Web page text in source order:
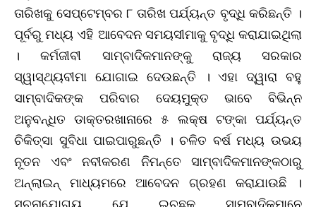
ତାରିଖକୁ ସେପ୍ଟେମ୍ବର ୮ ତାରିଖ ପର୍ଯ୍ୟନ୍ତ ବୃଦ୍ଧି କରିଛନ୍ତି ।
ପୂର୍ବରୁ ମଧ୍ୟ ଏହି ଆବେଦନ ସମୟସୀମାକୁ ବୃଦ୍ଧି କରାଯାଇଥିଲା
। କର୍ମଜୀବୀ ସାମ୍ବାଦିକମାନଙ୍କୁ ରାଜ୍ୟ ସରକାର
ସ୍ୱାସ୍ଥ୍ୟବୀମା ଯୋଗାଇ ଦେଉଛନ୍ତି । ଏହା ଦ୍ୱାରା ବହୁ
ସାମ୍ବାଦିକଙ୍କ ପରିବାର ଦେୟମୁକ୍ତ ଭାବେ ବିଭିନ୍ନ
ଅନୁବନ୍ଧିତ ଡାକ୍ତରଖାନାରେ ୫ ଲକ୍ଷ ଟଙ୍କା ପର୍ଯ୍ୟନ୍ତ
ଚିକିତ୍ସା ସୁବିଧା ପାଇପାରୁଛନ୍ତି । ଚଳିତ ବର୍ଷ ମଧ୍ୟ ଉଭୟ
ନୂତନ ଏବଂ ନବୀକରଣ ନିମନ୍ତେ ସାମ୍ବାଦିକମାନଙ୍କଠାରୁ
ଅନ୍‌ଲାଇନ୍‌ ମାଧ୍ୟମରେ ଆବେଦନ ଗ୍ରହଣ କରାଯାଉଛି ।
ସୂଚନାଯୋଗ୍ୟ ଯେ ଇଚ୍ଛୁକ ସାମ୍ବାଦିକମାନେ